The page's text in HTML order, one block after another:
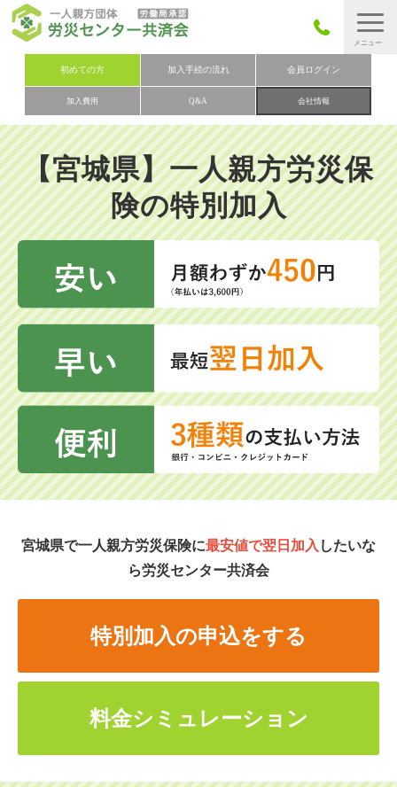
初めての方 加入手続の流れ 会員ログイン
加入費用 Q&A 会社情報
労災保険とは
労災保険の取りまとめ
労災保険加入手続きの流れ
加入費用
加入申込み
会社概要
お問い合わせ
会員メニュー
【宮城県】一人親方労災保
険の特別加入
宮城県で一人親方労災保険に最安値で翌日加入 したいな
ら労災センター共済会
特別加入の申込をする
料金シミュレーション